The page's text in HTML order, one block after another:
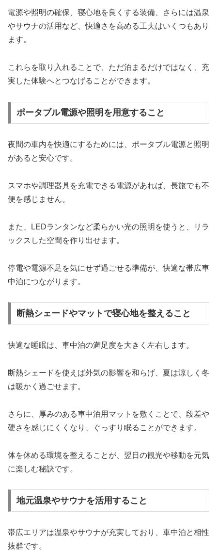
電源や照明の確保、寝心地を良くする装備、さらには温泉
やサウナの活用など、快適さを高める工夫はいくつもあり
ます。
これらを取り入れることで、ただ泊まるだけではなく、充
実した体験へとつなげることができます。
ポータブル電源や照明を用意すること
夜間の車内を快適にするためには、ポータブル電源と照明
があると安心です。
スマホや調理器具を充電できる電源があれば、長旅でも不
便を感じません。
また、LEDランタンなど柔らかい光の照明を使うと、リラ
ックスした空間を作り出せます。
停電や電源不足を気にせず過ごせる準備が、快適な帯広車
中泊につながります。
断熱シェードやマットで寝心地を整えること
快適な睡眠は、車中泊の満足度を大きく左右します。
断熱シェードを使えば外気の影響を和らげ、夏は涼しく冬
は暖かく過ごせます。
さらに、厚みのある車中泊用マットを敷くことで、段差や
硬さを感じにくくなり、ぐっすり眠ることができます。
体を休める環境を整えることが、翌日の観光や移動を元気
に楽しむ秘訣です。
地元温泉やサウナを活用すること
帯広エリアは温泉やサウナが充実しており、車中泊と相性
抜群です。